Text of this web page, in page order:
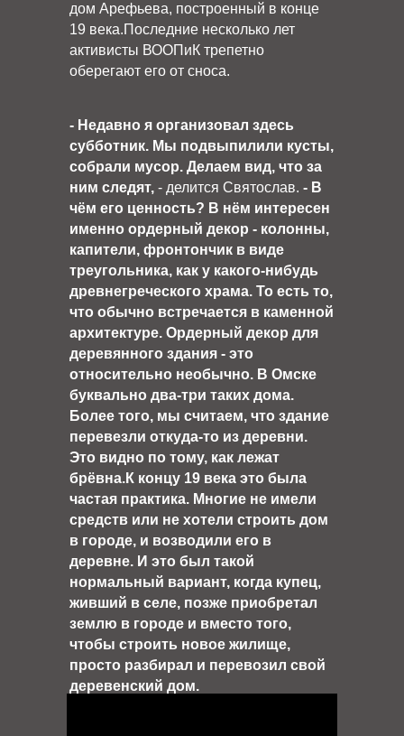
дом Арефьева, построенный в конце
19 века.Последние несколько лет
активисты ВООПиК трепетно
оберегают его от сноса.
- Недавно я организовал здесь
субботник. Мы подвыпилили кусты,
собрали мусор. Делаем вид, что за
ним следят, - делится Святослав. - В
чём его ценность? В нём интересен
именно ордерный декор - колонны,
капители, фронтончик в виде
треугольника, как у какого-нибудь
древнегреческого храма. То есть то,
что обычно встречается в каменной
архитектуре. Ордерный декор для
деревянного здания - это
относительно необычно. В Омске
буквально два-три таких дома.
Более того, мы считаем, что здание
перевезли откуда-то из деревни.
Это видно по тому, как лежат
брёвна.К концу 19 века это была
частая практика. Многие не имели
средств или не хотели строить дом
в городе, и возводили его в
деревне. И это был такой
нормальный вариант, когда купец,
живший в селе, позже приобретал
землю в городе и вместо того,
чтобы строить новое жилище,
просто разбирал и перевозил свой
деревенский дом.